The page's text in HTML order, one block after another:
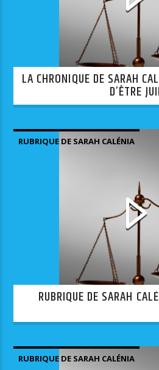
LA CHRONIQUE DE SARAH
D’ÊTRE
RUBRIQUE DE SARAH CALÉNIA
RUBRIQUE DE SARAH
RUBRIQUE DE SARAH CALÉNIA